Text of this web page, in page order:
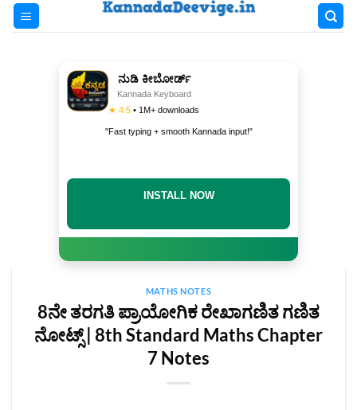
Skip
ನುಡಿ ಕೀಬೋರ್ಡ್
Kannada Keyboard
★ 4.5 • 1M+ downloads
"Fast typing + smooth Kannada input!"
INSTALL NOW
MATHS NOTES
8ನೇ ತರಗತಿ ಪ್ರಾಯೋಗಿಕ ರೇಖಾಗಣಿತ ಗಣಿತ
ನೋಟ್ಸ್‌ | 8th Standard Maths Chapter
7 Notes